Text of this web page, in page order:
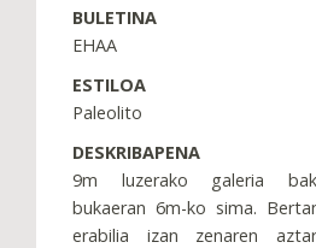
BULETINA
EHAA
ESTILOA
Paleolito
DESKRIBAPENA
9m luzerako galeria
bukaeran 6m-ko sima.
erabilia izan zenaren